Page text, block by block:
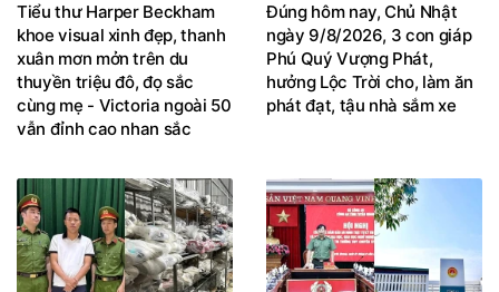
Tiểu thư Harper Beckham
khoe visual xinh đẹp, thanh
xuân mơn mởn trên du
thuyền triệu đô, đọ sắc
cùng mẹ - Victoria ngoài 50
vẫn đỉnh cao nhan sắc
Đúng hôm nay, Chủ Nhật
ngày 9/8/2026, 3 con giáp
Phú Quý Vượng Phát,
hưởng Lộc Trời cho, làm ăn
phát đạt, tậu nhà sắm xe